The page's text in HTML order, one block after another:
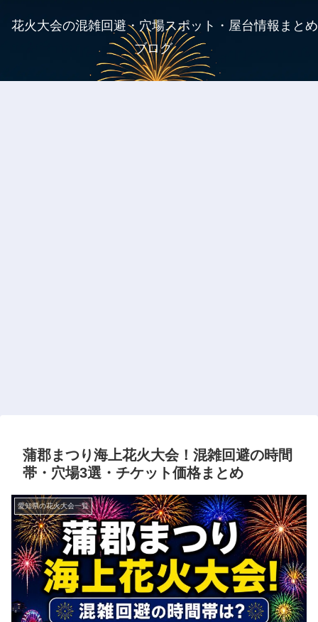
花火大会の混雑回避・穴場スポット・屋台情報まとめ
ブログ
蒲郡まつり海上花火大会！混雑回避の時間
帯・穴場3選・チケット価格まとめ
愛知県の花火大会一覧